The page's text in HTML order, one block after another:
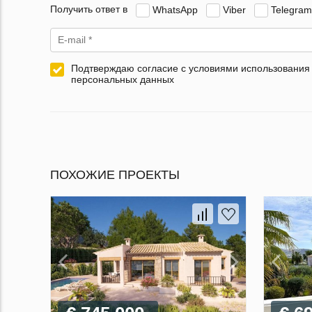
Получить ответ в WhatsApp Viber Telegram
Подтверждаю согласие с условиями использования
персональных данных
ПОХОЖИЕ ПРОЕКТЫ